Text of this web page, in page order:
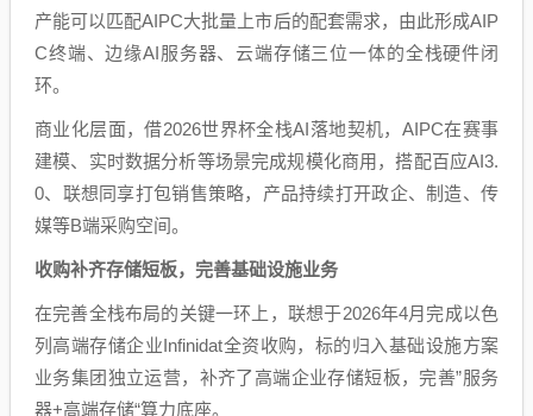
产能可以匹配AIPC大批量上市后的配套需求，由此形成AIP
C终端、边缘AI服务器、云端存储三位一体的全栈硬件闭
环。
商业化层面，借2026世界杯全栈AI落地契机，AIPC在赛事
建模、实时数据分析等场景完成规模化商用，搭配百应AI3.
0、联想同享打包销售策略，产品持续打开政企、制造、传
媒等B端采购空间。
收购补齐存储短板，完善基础设施业务
在完善全栈布局的关键一环上，联想于2026年4月完成以色
列高端存储企业Infinidat全资收购，标的归入基础设施方案
业务集团独立运营，补齐了高端企业存储短板，完善”服务
器+高端存储“算力底座。